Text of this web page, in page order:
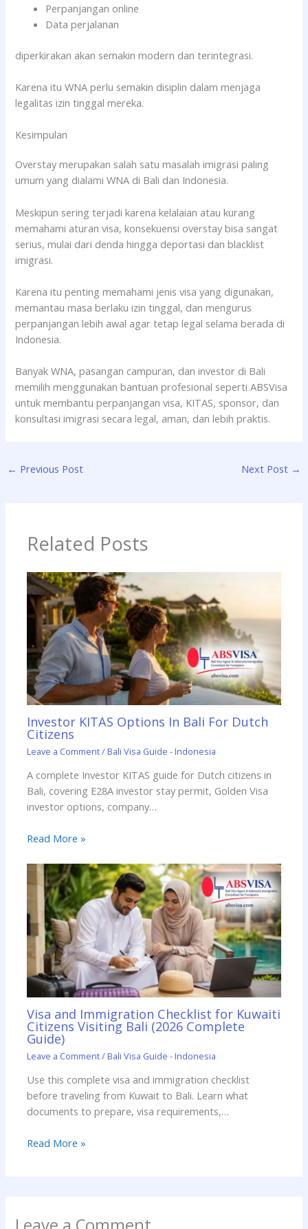
Perpanjangan online
Data perjalanan
diperkirakan akan semakin modern dan terintegrasi.
Karena itu WNA perlu semakin disiplin dalam menjaga
legalitas izin tinggal mereka.
Kesimpulan
Overstay merupakan salah satu masalah imigrasi paling
umum yang dialami WNA di Bali dan Indonesia.
Meskipun sering terjadi karena kelalaian atau kurang
memahami aturan visa, konsekuensi overstay bisa sangat
serius, mulai dari denda hingga deportasi dan blacklist
imigrasi.
Karena itu penting memahami jenis visa yang digunakan,
memantau masa berlaku izin tinggal, dan mengurus
perpanjangan lebih awal agar tetap legal selama berada di
Indonesia.
Banyak WNA, pasangan campuran, dan investor di Bali
memilih menggunakan bantuan profesional seperti ABSVisa
untuk membantu perpanjangan visa, KITAS, sponsor, dan
konsultasi imigrasi secara legal, aman, dan lebih praktis.
← Previous Post Next Post →
Related Posts
Investor KITAS Options In Bali For Dutch
Citizens
Leave a Comment/ Bali Visa Guide - Indonesia
A complete Investor KITAS guide for Dutch citizens in
Bali, covering E28A investor stay permit, Golden Visa
investor options, company…
Read More »
Visa and Immigration Checklist for Kuwaiti
Citizens Visiting Bali (2026 Complete
Guide)
Leave a Comment/ Bali Visa Guide - Indonesia
Use this complete visa and immigration checklist
before traveling from Kuwait to Bali. Learn what
documents to prepare, visa requirements,…
Read More »